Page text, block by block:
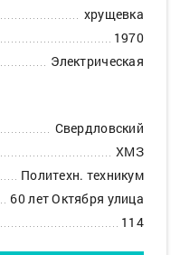
хрущевка
1970
Электрическая
Свердловский
ХМЗ
Политехн. техникум
60 лет Октября улица
114